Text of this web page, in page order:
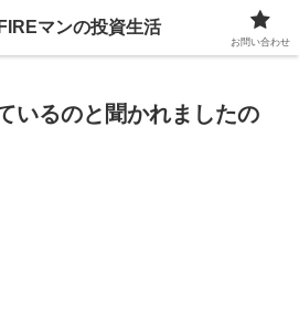
号資産、株式、等々への投資について
いるのと聞かれましたの
マンの投資生活
お問い合わせ